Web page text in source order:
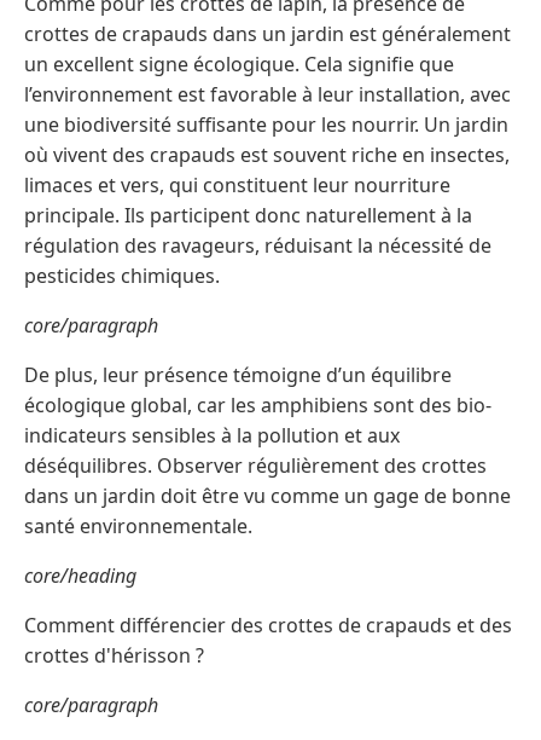
crottes de crapauds dans un jardin est généralement
un excellent signe écologique. Cela signifie que
l’environnement est favorable à leur installation, avec
une biodiversité suffisante pour les nourrir. Un jardin
où vivent des crapauds est souvent riche en insectes,
limaces et vers, qui constituent leur nourriture
principale. Ils participent donc naturellement à la
régulation des ravageurs, réduisant la nécessité de
pesticides chimiques.
core/paragraph
De plus, leur présence témoigne d’un équilibre
écologique global, car les amphibiens sont des bio-
indicateurs sensibles à la pollution et aux
déséquilibres. Observer régulièrement des crottes
dans un jardin doit être vu comme un gage de bonne
santé environnementale.
core/heading
Comment différencier des crottes de crapauds et des
crottes d'hérisson ?
core/paragraph